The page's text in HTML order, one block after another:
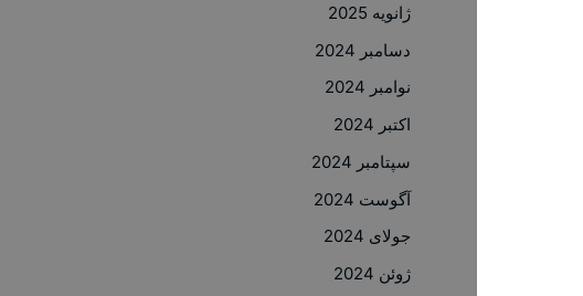
ژانویه 2025
دسامبر 2024
نوامبر 2024
اکتبر 2024
سپتامبر 2024
آگوست 2024
جولای 2024
ژوئن 2024